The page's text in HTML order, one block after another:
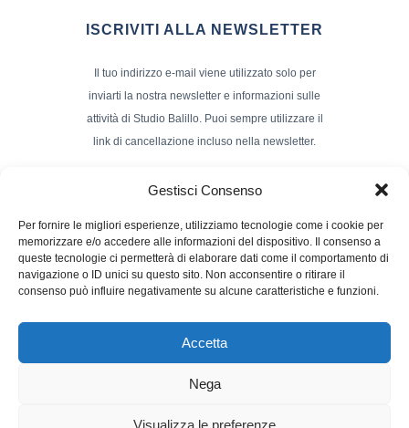
Gestisci Consenso
Per fornire le migliori esperienze, utilizziamo tecnologie come i cookie per
memorizzare e/o accedere alle informazioni del dispositivo. Il consenso a
queste tecnologie ci permetterà di elaborare dati come il comportamento di
navigazione o ID unici su questo sito. Non acconsentire o ritirare il
consenso può influire negativamente su alcune caratteristiche e funzioni.
Accetta
Nega
Visualizza le preferenze
ISCRIVITI ALLA NEWSLETTER
Il tuo indirizzo e-mail viene utilizzato solo per
inviarti la nostra newsletter e informazioni sulle
attività di Studio Balillo. Puoi sempre utilizzare il
link di cancellazione incluso nella newsletter.
Nome e Cognome
Powerd by :Studio70